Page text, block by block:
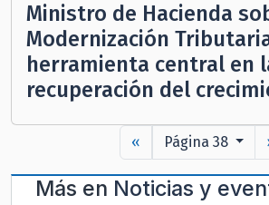
Ministro de Hacienda
Modernización
herramienta central en
recuperación del
« Página 38
Más en Noticias y